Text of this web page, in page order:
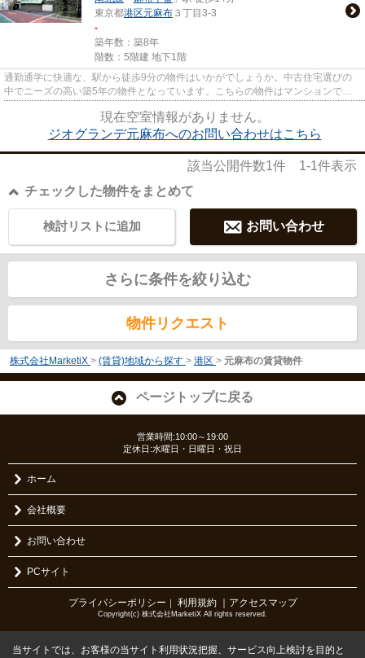
東京都港区元麻布 ３丁目3-3
-
築年数：築8年
階数：5階建 地下1階
通勤通学に快適な、駅から徒歩9分の物件はいかがでしょうか。中古住宅選びの
中でニーズの高い築5年の物件となっています。こちらの物件はマンションで
す。エレベーター付き物件です。...
現在空室情報がありません。
ジオグランデ元麻布へのお問い合わせはこちら
該当公開件数1件 1-1件表示
チェックした物件をまとめて
お問い合わせ
検討リストに追加
さらに条件を絞り込む
物件リクエスト
株式会社MarketiX > (賃貸)地域から探す > 港区 > 元麻布の賃貸物件
ページトップに戻る
営業時間:10:00～19:00
定休日:水曜日・日曜日・祝日
ホーム
会社概要
お問い合わせ
PCサイト
プライバシーポリシー ｜ 利用規約 ｜アクセスマップ
Copyright(c) 株式会社MarketiX All rights reserved.
当サイトでは、お客様の当サイト利用状況把握、サービス向上検討を目的と